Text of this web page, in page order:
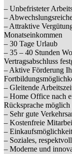
– Unbefristeter
–
– Attraktive
Monatseinkommen
– 30 Tage Urlaub
– 35 – 40 Stunden
Vertragsabschluss
– Aktive Förderung
– Gleitende
– Home Office nach
Rücksprache möglich
– Sehr gute
– Kostenfreie
–
– Soziales,
– Moderne und